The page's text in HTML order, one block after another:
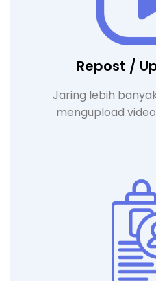
Repost /
Jaring lebih
mengupload